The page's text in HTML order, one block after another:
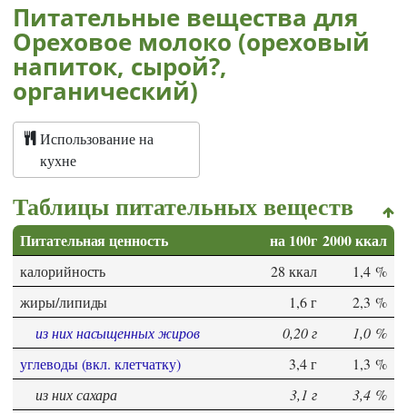
Питательные вещества для
Ореховое молоко (ореховый
напиток, сырой?,
органический)
Использование на
кухне
Таблицы питательных веществ
Питательная ценность на 100г 2000 ккал
калорийность 28 ккал
1,4 %
жиры/липиды
1,6 г
2,3 %
из них насыщенных жиров
0,20 г
1,0 %
углеводы (вкл. клетчатку)
3,4 г
1,3 %
из них сахара
3,1 г
3,4 %